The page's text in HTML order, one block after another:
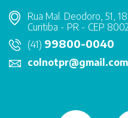
Rua Mal. Deodoro, 51,
Curitiba - PR - CEP
(41) 99800-0040
colnotpr@gmail.com